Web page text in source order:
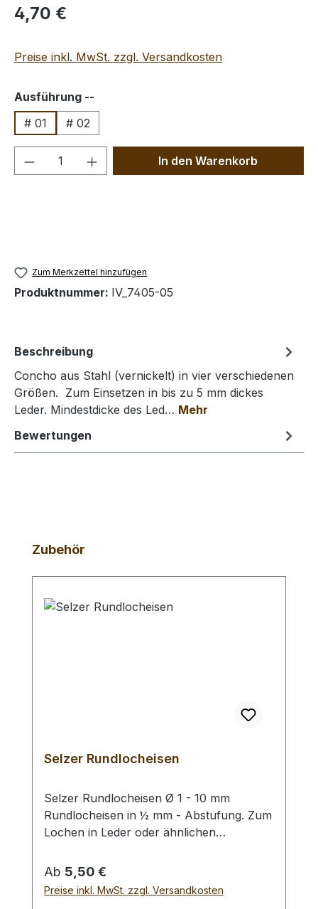
Regulärer Preis:
4,70 €
Preise inkl. MwSt. zzgl. Versandkosten
Ausführung --
# 01
# 02
Produkt Anzahl: Gib denIn den Warenkorb
Zum Merkzettel hinzufügen
Produktnummer: IV_7405-05
Beschreibung
Concho aus Stahl (vernickelt) in vier verschiedenen
Größen. Zum Einsetzen in bis zu 5 mm dickes
Leder. Mindestdicke des Led… Mehr
Bewertungen
Produktgalerie überspringen
Zubehör
Selzer Rundlocheisen
Selzer Rundlocheisen Ø 1 - 10 mm
Rundlocheisen in ½ mm - Abstufung. Zum
Lochen in Leder oder ähnlichen
Unterlage und einen geeigneten
Hammer zum Schlagen, (keinen
Stahlhammer; Gefahr des Splitterns) siehe
Regulärer Preis:
Ab 5,50 €
Preise inkl. MwSt. zzgl. Versandkosten